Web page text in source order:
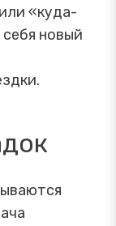
«куда-
новый